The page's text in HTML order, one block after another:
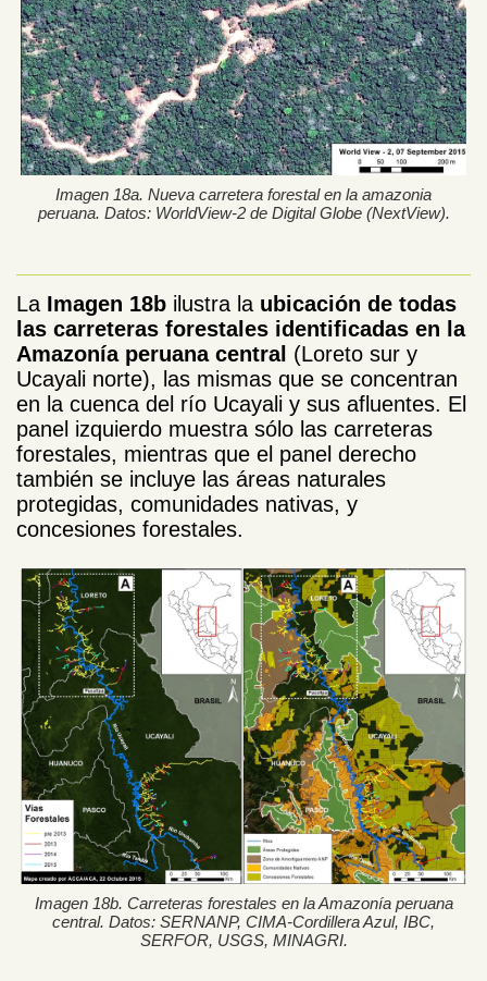
Imagen 18a. Nueva carretera forestal en la amazonia
peruana. Datos: WorldView-2 de Digital Globe (NextView).
La Imagen 18b ilustra la ubicación de todas
las carreteras forestales identificadas en la
Amazonía peruana central (Loreto sur y
Ucayali norte), las mismas que se concentran
en la cuenca del río Ucayali y sus afluentes. El
panel izquierdo muestra sólo las carreteras
forestales, mientras que el panel derecho
también se incluye las áreas naturales
protegidas, comunidades nativas, y
concesiones forestales.
Imagen 18b. Carreteras forestales en la Amazonía peruana
central. Datos: SERNANP, CIMA-Cordillera Azul, IBC,
SERFOR, USGS, MINAGRI.